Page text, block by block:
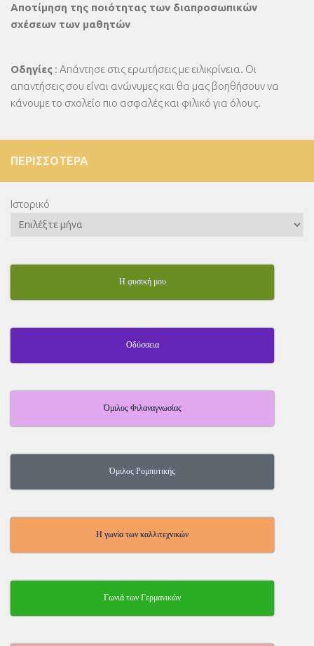
Αποτίμηση της ποιότητας των διαπροσωπικών
σχέσεων των μαθητών
Οδηγίες : Απάντησε στις ερωτήσεις με ειλικρίνεια. Οι
απαντήσεις σου είναι ανώνυμες και θα μας βοηθήσουν να
κάνουμε το σχολείο πιο ασφαλές και φιλικό για όλους.
ΠΕΡΙΣΣΌΤΕΡΑ
Ιστορικό
Η φυσική μου
Οδύσσεια
Όμιλος Φιλαναγνωσίας
Όμιλος Ρομποτικής
Η γωνία των καλλιτεχνικών
Γωνιά των Γερμανικών